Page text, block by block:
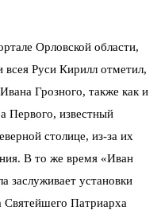
Орловской области,
Руси Кирилл отметил,
Грозного, также как и
Первого, известный
столице, из-за их
В то же время «Иван
заслуживает установки
Святейшего Патриарха